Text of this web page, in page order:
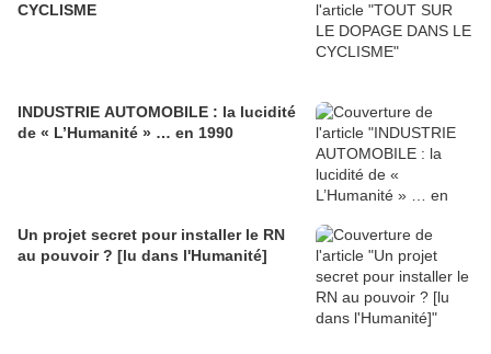
CYCLISME
INDUSTRIE AUTOMOBILE : la lucidité
de « L’Humanité » … en 1990
Un projet secret pour installer le RN
au pouvoir ? [lu dans l'Humanité]